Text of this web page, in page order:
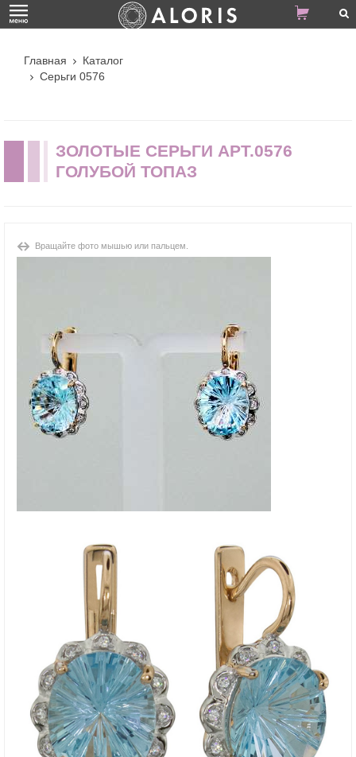
Главная
Каталог
Серьги 0576
ЗОЛОТЫЕ СЕРЬГИ АРТ.0576
ГОЛУБОЙ ТОПАЗ
Вращайте фото мышью или пальцем.